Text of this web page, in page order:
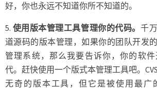
好，你也永远不知道你所不知道的。
5. 使用版本管理工具管理你的代码。 千
道源码的版本管理，如果你的团队开发
管理系统，那么我要告诉你，你的软
代。赶快使用一个版式本管理工具吧。
无奇的版本工具，但它是被使用最广